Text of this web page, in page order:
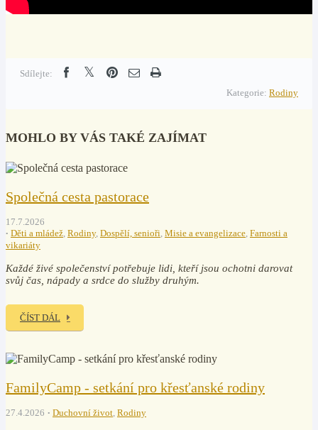
Sdílejte:
Kategorie: Rodiny
MOHLO BY VÁS TAKÉ ZAJÍMAT
Společná cesta pastorace
17.7.2026
Děti a mládež, Rodiny, Dospělí, senioři, Misie a evangelizace, Farnosti a
vikariáty
Každé živé společenství potřebuje lidi, kteří jsou ochotni darovat
svůj čas, nápady a srdce do služby druhým.
ČÍST DÁL
FamilyCamp - setkání pro křesťanské rodiny
27.4.2026 Duchovní život, Rodiny